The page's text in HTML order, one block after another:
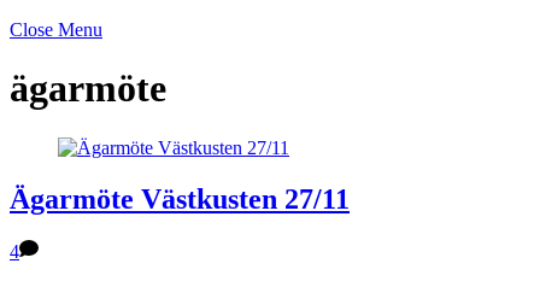
Close Menu
ägarmöte
Ägarmöte Västkusten 27/11
4